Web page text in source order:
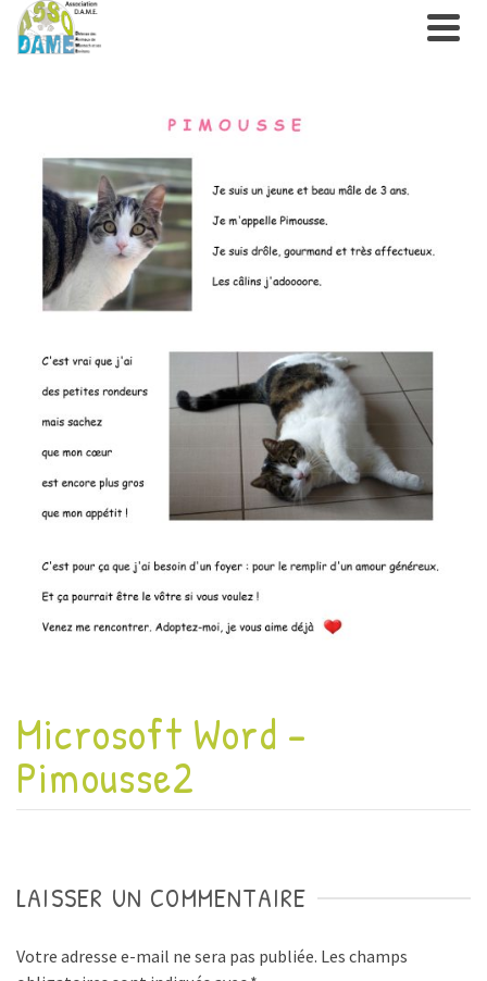
Microsoft Word –
Pimousse2
LAISSER UN COMMENTAIRE
Votre adresse e-mail ne sera pas publiée. Les champs